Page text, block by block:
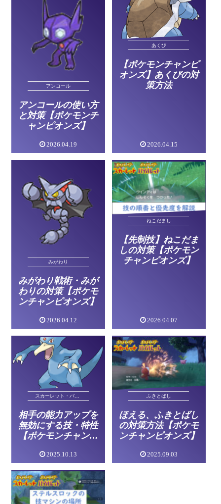
アンコール
アンコールの使い方
と対策【ポケモンチ
ャンピオンズ】
2026.04.19
あくび
【ポケモンチャンピ
オンズ】あくびの対
策方法
2026.04.15
みがわり
みがわり戦術・みが
わりの対策【ポケモ
ンチャンピオンズ】
2026.04.12
ねこだまし
【先制技】ねこだま
しの対策【ポケモン
チャンピオンズ】
2026.04.07
相手の能力アップを
無効にする技・特性
【ポケモンチャンピ
2025.10.13
ふきとばし
ほえる、ふきとばし
の対策方法【ポケモ
ンチャンピオンズ】
2025.09.03